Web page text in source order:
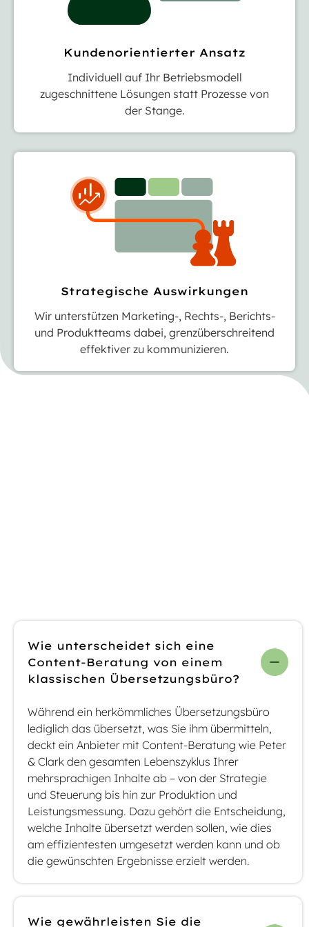
Kundenorientierter Ansatz
Individuell auf Ihr Betriebsmodell
zugeschnittene Lösungen statt Prozesse von
der Stange.
Strategische Auswirkungen
Wir unterstützen Marketing-, Rechts-, Berichts-
und Produktteams dabei, grenzüberschreitend
effektiver zu kommunizieren.
Wie unterscheidet sich eine
Content-Beratung von einem
klassischen Übersetzungsbüro?
Während ein herkömmliches Übersetzungsbüro
lediglich das übersetzt, was Sie ihm übermitteln,
deckt ein Anbieter mit Content-Beratung wie Peter
& Clark den gesamten Lebenszyklus Ihrer
mehrsprachigen Inhalte ab – von der Strategie
und Steuerung bis hin zur Produktion und
Leistungsmessung. Dazu gehört die Entscheidung,
welche Inhalte übersetzt werden sollen, wie dies
am effizientesten umgesetzt werden kann und ob
die gewünschten Ergebnisse erzielt werden.
Wie gewährleisten Sie die